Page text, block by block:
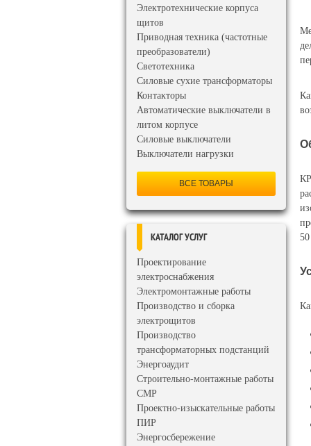
Электротехнические корпуса
щитов
Приводная техника (частотные
преобразователи)
Светотехника
Силовые сухие трансформаторы
Контакторы
Автоматические выключатели в
литом корпусе
Силовые выключатели
Выключатели нагрузки
ВСЕ ТОВАРЫ
КАТАЛОГ УСЛУГ
Проектирование
электроснабжения
Электромонтажные работы
Производство и сборка
электрощитов
Производство
трансформаторных подстанций
Энергоаудит
Строительно-монтажные работы
СМР
Проектно-изыскательные работы
ПИР
Энергосбережение